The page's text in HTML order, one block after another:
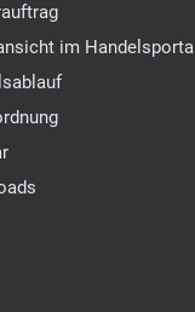
im Handelsportal